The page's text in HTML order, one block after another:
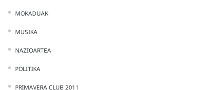
MOKADUAK
MUSIKA
NAZIOARTEA
POLITIKA
PRIMAVERA CLUB 2011